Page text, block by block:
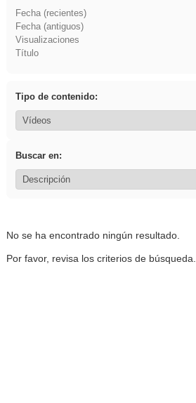
Fecha (recientes)
Fecha (antiguos)
Visualizaciones
Título
Tipo de contenido:
Buscar en:
No se ha encontrado ningún resultado.
Por favor, revisa los criterios de búsqueda.